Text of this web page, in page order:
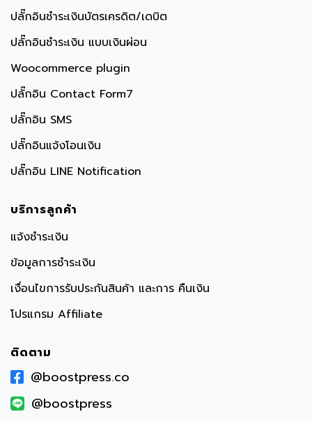
ปลั๊กอินชำระเงินบัตรเครดิต/เดบิต
ปลั๊กอินชำระเงิน แบบเงินผ่อน
Woocommerce plugin
ปลั๊กอิน Contact Form7
ปลั๊กอิน SMS
ปลั๊กอินแจ้งโอนเงิน
ปลั๊กอิน LINE Notification
บริการลูกค้า
แจ้งชำระเงิน
ข้อมูลการชำระเงิน
เงื่อนไขการรับประกันสินค้า และการ คืนเงิน
โปรแกรม Affiliate
ติดตาม
@boostpress.co
@boostpress